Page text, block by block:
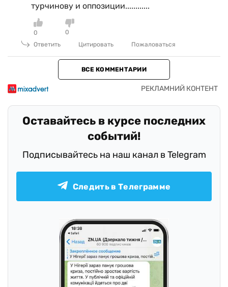
турчинову и оппозиции............
0
0
Ответить
Цитировать Пожаловаться
ВСЕ КОММЕНТАРИИ
Оставайтесь в курсе последних
событий!
Подписывайтесь на наш канал в Telegram
Следить в Телеграмме